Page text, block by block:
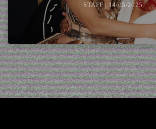
STAFF | 14/05/2025